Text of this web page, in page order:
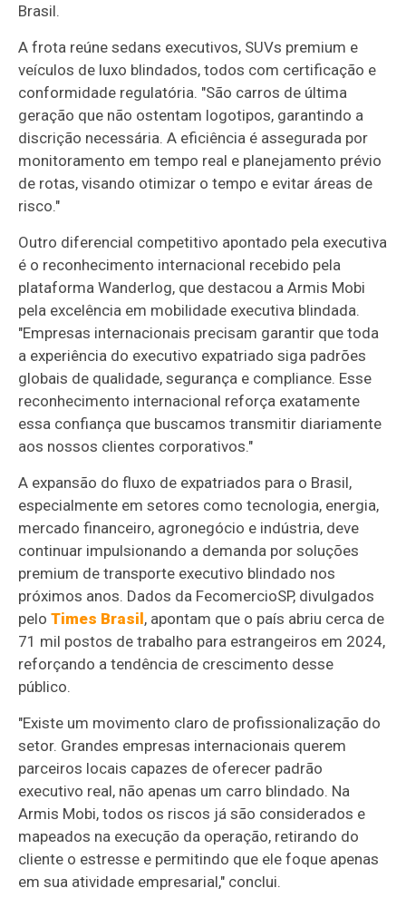
Brasil.
A frota reúne sedans executivos, SUVs premium e
veículos de luxo blindados, todos com certificação e
conformidade regulatória. "São carros de última
geração que não ostentam logotipos, garantindo a
discrição necessária. A eficiência é assegurada por
monitoramento em tempo real e planejamento prévio
de rotas, visando otimizar o tempo e evitar áreas de
risco."
Outro diferencial competitivo apontado pela executiva
é o reconhecimento internacional recebido pela
plataforma Wanderlog, que destacou a Armis Mobi
pela excelência em mobilidade executiva blindada.
"Empresas internacionais precisam garantir que toda
a experiência do executivo expatriado siga padrões
globais de qualidade, segurança e compliance. Esse
reconhecimento internacional reforça exatamente
essa confiança que buscamos transmitir diariamente
aos nossos clientes corporativos."
A expansão do fluxo de expatriados para o Brasil,
especialmente em setores como tecnologia, energia,
mercado financeiro, agronegócio e indústria, deve
continuar impulsionando a demanda por soluções
premium de transporte executivo blindado nos
próximos anos. Dados da FecomercioSP, divulgados
peloTimes Brasil, apontam que o país abriu cerca de
71 mil postos de trabalho para estrangeiros em 2024,
reforçando a tendência de crescimento desse
público.
"Existe um movimento claro de profissionalização do
setor. Grandes empresas internacionais querem
parceiros locais capazes de oferecer padrão
executivo real, não apenas um carro blindado. Na
Armis Mobi, todos os riscos já são considerados e
mapeados na execução da operação, retirando do
cliente o estresse e permitindo que ele foque apenas
em sua atividade empresarial," conclui.